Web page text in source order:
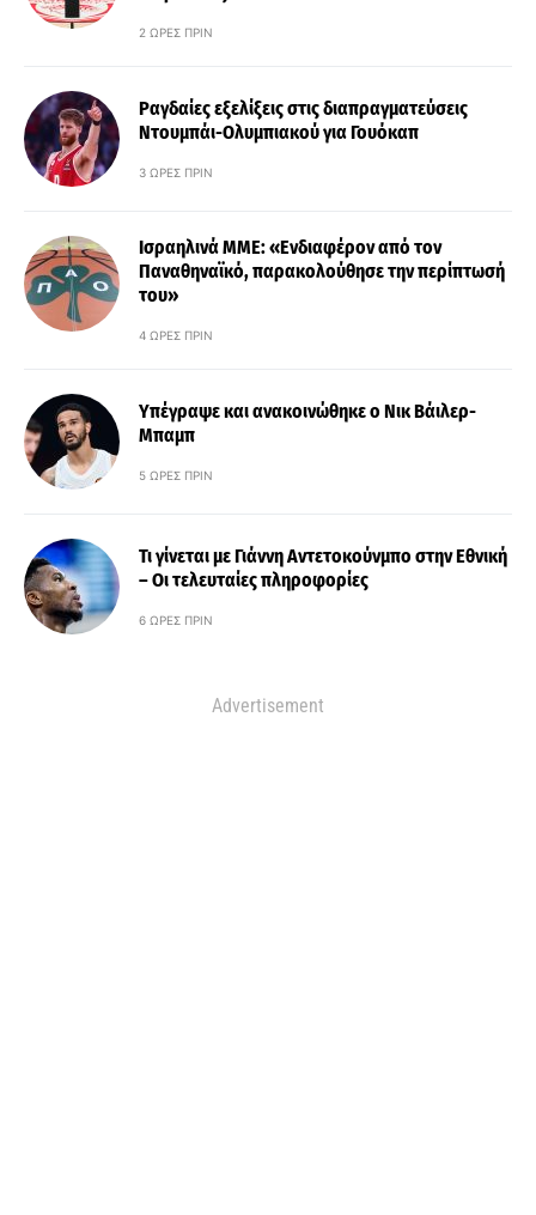
2 ΏΡΕΣ ΠΡΙΝ
Ραγδαίες εξελίξεις στις διαπραγματεύσεις
Ντουμπάι-Ολυμπιακού για Γουόκαπ
3 ΏΡΕΣ ΠΡΙΝ
Ισραηλινά ΜΜΕ: «Ενδιαφέρον από τον
Παναθηναϊκό, παρακολούθησε την περίπτωσή
του»
4 ΏΡΕΣ ΠΡΙΝ
Υπέγραψε και ανακοινώθηκε ο Νικ Βάιλερ-
Μπαμπ
5 ΏΡΕΣ ΠΡΙΝ
Τι γίνεται με Γιάννη Αντετοκούνμπο στην Εθνική
– Οι τελευταίες πληροφορίες
6 ΏΡΕΣ ΠΡΙΝ
Advertisement